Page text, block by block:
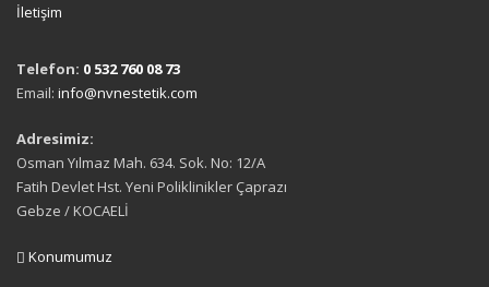
İletişim
Telefon: 0 532 760 08 73
Email: info@nvnestetik.com
Adresimiz:
Osman Yılmaz Mah. 634. Sok. No: 12/A
Fatih Devlet Hst. Yeni Poliklinikler Çaprazı
Gebze / KOCAELİ
Konumumuz